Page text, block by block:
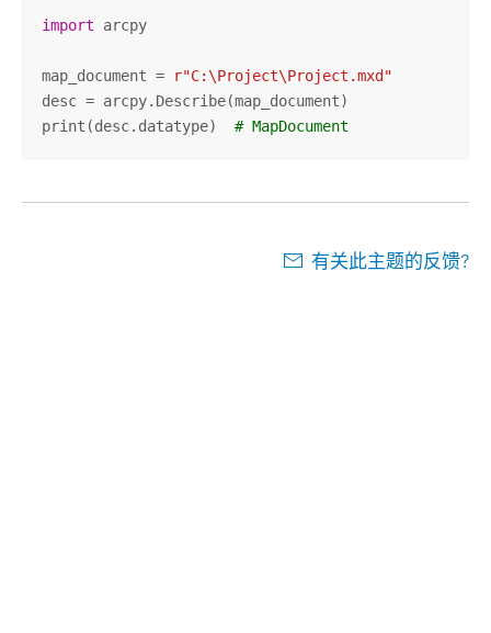
import arcpy
map_document =
r"C:\Project\Project.mxd"
desc = arcpy.Describe(map_document)
print(desc.datatype) # MapDocument
有关此主题的反馈?